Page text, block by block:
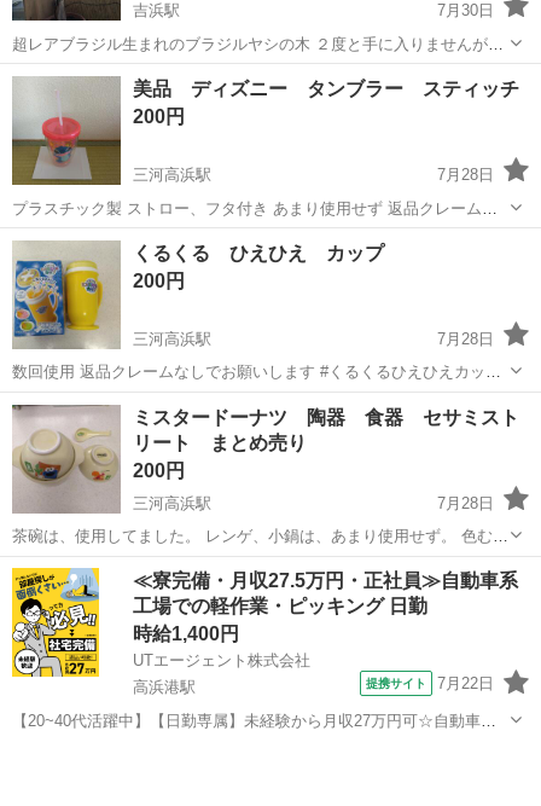
吉浜駅
7月30日
超レアブラジル生まれのブラジルヤシの木 ２度と手に入りませんが大
事に育ててくれる観賞植物コレクターに譲ります。 高さ１m 送料なし
の値段です。
愛知 高浜市 吉浜駅 家庭用品
美品 ディズニー タンブラー スティッチ
200円
三河高浜駅
7月28日
プラスチック製 ストロー、フタ付き あまり使用せず 返品クレームな
しでお願いします。 #タンブラー #ディズニー #スティッチ
愛知 高浜市 三河高浜駅 食器 スティッチ
くるくる ひえひえ カップ
200円
三河高浜駅
7月28日
数回使用 返品クレームなしでお願いします #くるくるひえひえカップ
#シャーベット #フローズンドリンク #アイス
愛知 高浜市 三河高浜駅 調理器具 ひえ
ミスタードーナツ 陶器 食器 セサミスト
リート まとめ売り
200円
三河高浜駅
7月28日
茶碗は、使用してました。 レンゲ、小鍋は、あまり使用せず。 色む
ら、スレ汚れあり。 箱なし 長期自宅保管 返品クレームなしでお願い
します。 #陶器 #ミスタードーナツ #セサミストリート #ノベルティ #
レンゲ #お茶碗...
愛知 高浜市 三河高浜駅 セサミストリート
≪寮完備・月収27.5万円・正社員≫自動車系
工場での軽作業・ピッキング 日勤
時給1,400円
UTエージェント株式会社
高浜港駅
提携サイト 7月22日
【20~40代活躍中】【日勤専属】未経験から月収27万円可☆自動車製